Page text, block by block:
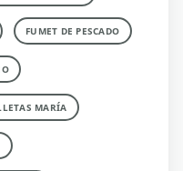
FUMET DE PESCADO
MARÍA